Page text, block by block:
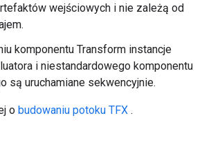
wejściowych i nie zależą od
komponentu Transform instancje
i niestandardowego komponentu
są uruchamiane sekwencyjnie.
o budowaniu potoku TFX .